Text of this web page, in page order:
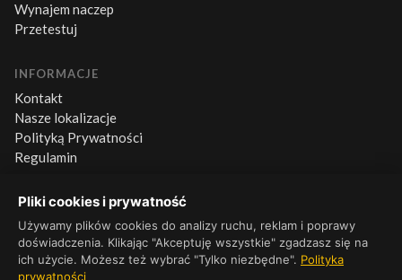
Pliki cookies i prywatność
Używamy plików cookies do analizy ruchu, reklam i poprawy
doświadczenia. Klikając "Akceptuję wszystkie" zgadzasz się na
ich użycie. Możesz też wybrać "Tylko niezbędne". Polityka
prywatności
Wynajem naczep
Przetestuj
INFORMACJE
Kontakt
Nasze lokalizacje
Polityką Prywatności
Regulamin
KONTAKT
+48 660 500 600
Pn–Pt 8:00–16:00